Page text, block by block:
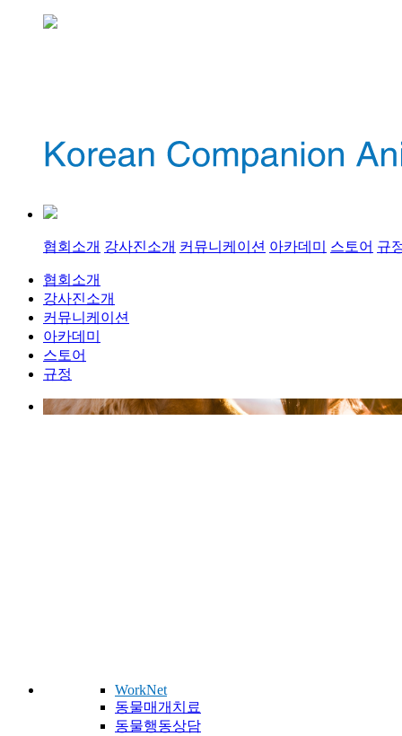
협회소개 강사진소개 커뮤니케이션 아카데미 스토어 규
협회소개
강사진소개
커뮤니케이션
아카데미
스토어
규정
WorkNet
동물매개치료
동물행동상담